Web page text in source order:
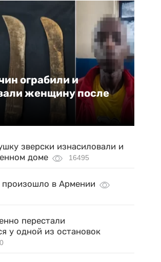
ограбили и
женщину после
зверски изнасиловали и
доме
16495
произошло в Армении
перестали
у одной из остановок